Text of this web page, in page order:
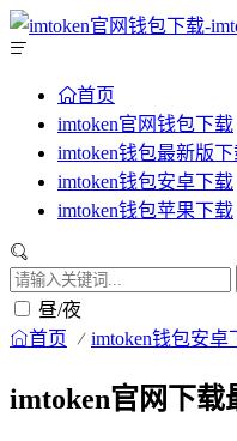
首页
imtoken官网钱包下载
imtoken钱包最新版
imtoken钱包安卓下载
imtoken钱包苹果下载
昼/夜
首页 imtoken钱包安卓
imtoken官网下载